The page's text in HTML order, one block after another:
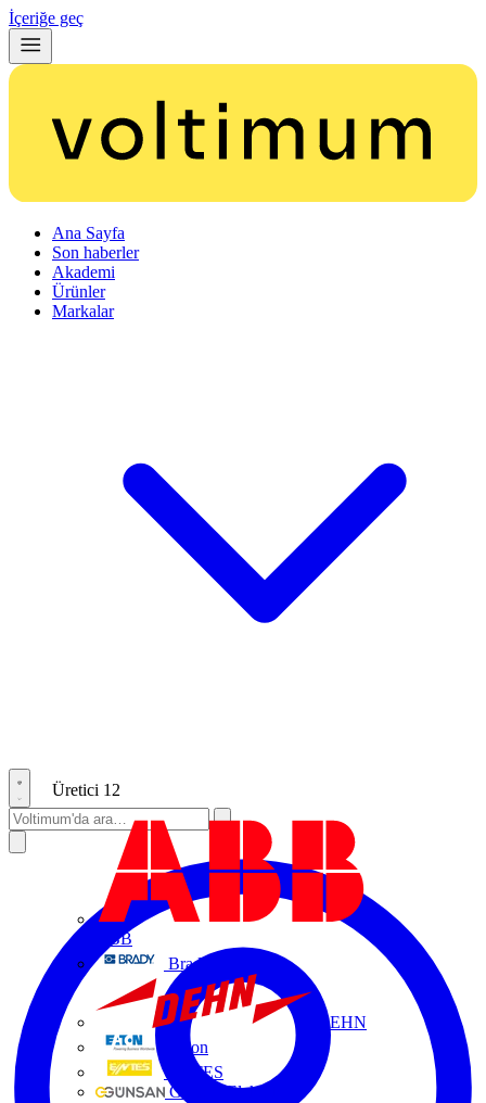
İçeriğe geç
Ana Sayfa
Son haberler
Akademi
Ürünler
Markalar
Üretici 12
ABB
Brady
DEHN
Eaton
ENTES
Günsan Elektrik